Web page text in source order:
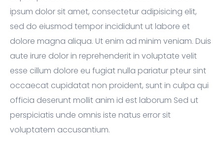
ipsum dolor sit amet, consectetur adipisicing elit,
sed do eiusmod tempor incididunt ut labore et
dolore magna aliqua. Ut enim ad minim veniam. Duis
aute irure dolor in reprehenderit in voluptate velit
esse cillum dolore eu fugiat nulla pariatur pteur sint
occaecat cupidatat non proident, sunt in culpa qui
officia deserunt mollit anim id est laborum Sed ut
perspiciatis unde omnis iste natus error sit
voluptatem accusantium.